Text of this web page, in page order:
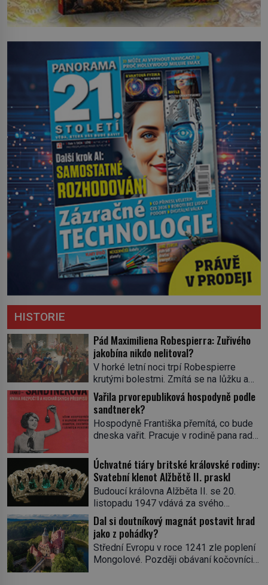
HISTORIE
Pád Maximiliena Robespierra: Zuřivého
jakobína nikdo nelitoval?
V horké letní noci trpí Robespierre
krutými bolestmi. Zmítá se na lůžku a
hlavou mu víří kolotoč myšlenek. Když
se probere z mdlob, vzpomene si na
jednu z pařížských jasnovidek, kterou
před lety navštívil. Prorokovala mu
tragický osud. Tehdy se jí vysmál.
prohlásil o něm jiný významný
francouzský revolucionář, Honoré de
Mirabeau […]
Vařila prvorepubliková hospodyně podle
sandtnerek?
Hospodyně Františka přemítá, co bude
dneska vařit. Pracuje v rodině pana rady
rychle v jedné ze „sandtnerek“.
„Zaplaťpánbůh, že už nemusíme chodit
s lístky,“ povzdechne si směrem ke
služce, kterou má v kuchyni k ruce.
Ještě v prvních letech nové republiky
fungoval kvůli nedostatku zboží
přídělový systém. […]
Úchvatné tiáry britské královské rodiny:
Svatební klenot Alžbětě II. praskl
Budoucí královna Alžběta II. se 20.
listopadu 1947 vdává za svého
vyvoleného Filipa Mountbattena. Aby
měla na obřad ve Westminsteru podle
tradice „něco vypůjčeného“, její matka jí
věnuje jedinečný šperk ze své
soukromé kolekce – diamantovou tiáru
Dal si doutníkový magnát postavit hrad
jako z pohádky?
Střední Evropu v roce 1241 zle poplení
Mongolové. Později obávaní kočovníci